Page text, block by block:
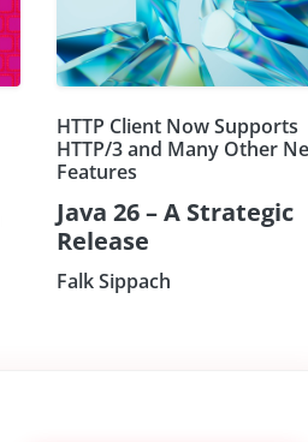
HTTP Client Now Supports
HTTP/3 and Many Other
Features
Java 26 – A Strategic
Release
Falk Sippach